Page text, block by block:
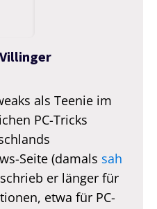
als Teenie im
PC-Tricks
Seite (damals sah
er länger für
etwa für PC-